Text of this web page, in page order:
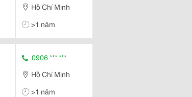
Hồ Chí Minh
>1 năm
0906 *** ***
Hồ Chí Minh
>1 năm